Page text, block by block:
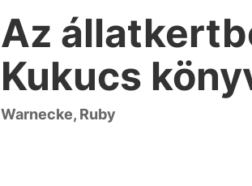
Az
Kukucs
Warnecke, Ruby